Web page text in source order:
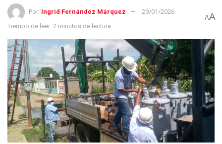
Por: Ingrid Fernández Márquez
29/01/2026
Tiempo de leer: 2 minutos de lectura
AA